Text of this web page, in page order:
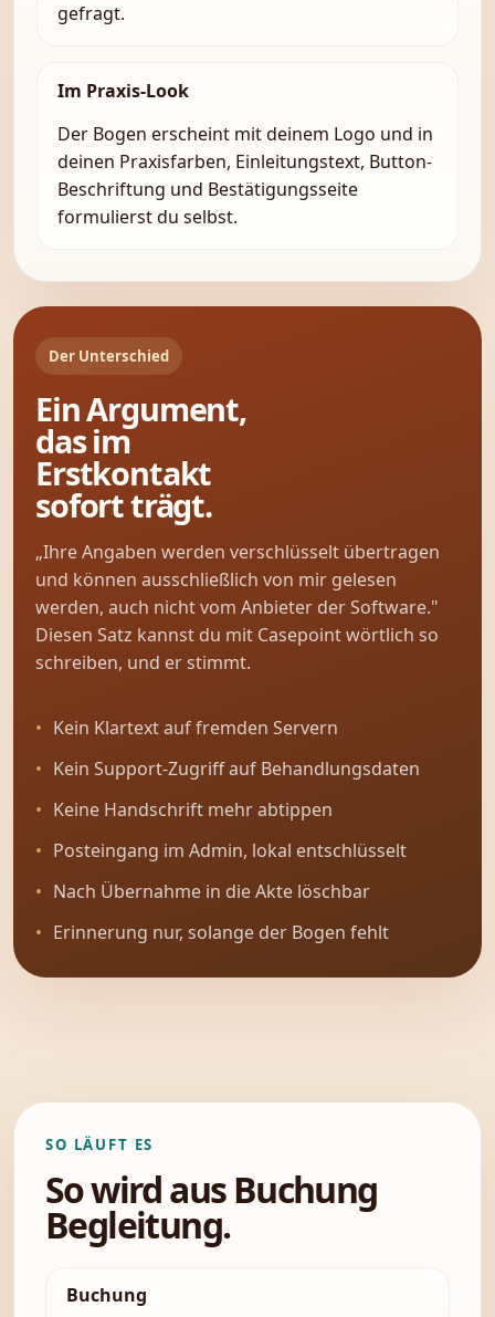
gefragt.
Im Praxis-Look
Der Bogen erscheint mit deinem Logo und in
deinen Praxisfarben, Einleitungstext, Button-
Beschriftung und Bestätigungsseite
formulierst du selbst.
Der Unterschied
Ein Argument,
das im
Erstkontakt
sofort trägt.
„Ihre Angaben werden verschlüsselt übertragen
und können ausschließlich von mir gelesen
werden, auch nicht vom Anbieter der Software."
Diesen Satz kannst du mit Casepoint wörtlich so
schreiben, und er stimmt.
Kein Klartext auf fremden Servern
Kein Support-Zugriff auf Behandlungsdaten
Keine Handschrift mehr abtippen
Posteingang im Admin, lokal entschlüsselt
Nach Übernahme in die Akte löschbar
Erinnerung nur, solange der Bogen fehlt
SO LÄUFT ES
So wird aus Buchung
Begleitung.
Buchung